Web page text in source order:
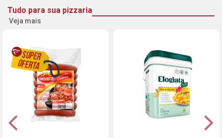
Tudo para sua pizzaria
Veja mais